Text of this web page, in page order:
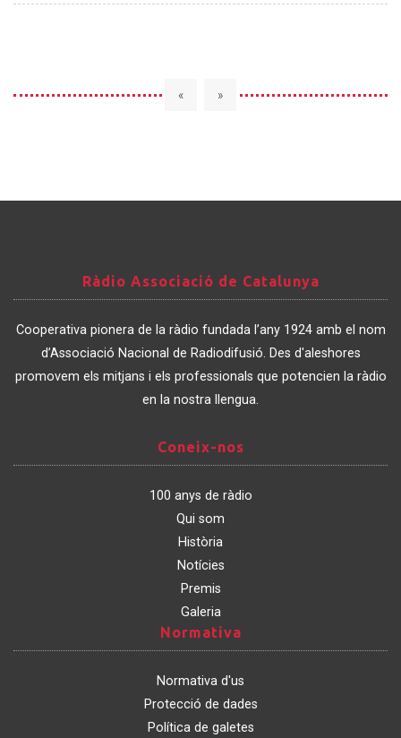
« »
Associació
de
Catalunya
Ràdio Associació de Catalunya
Cooperativa pionera de la ràdio fundada l’any 1924 amb el nom
d’Associació Nacional de Radiodifusió. Des d'aleshores
promovem els mitjans i els professionals que potencien la ràdio
en la nostra llengua.
nos
Coneix-nos
100 anys de ràdio
Qui som
Història
Notícies
Premis
Galeria
Normativa
Normativa d'us
Protecció de dades
Política de galetes